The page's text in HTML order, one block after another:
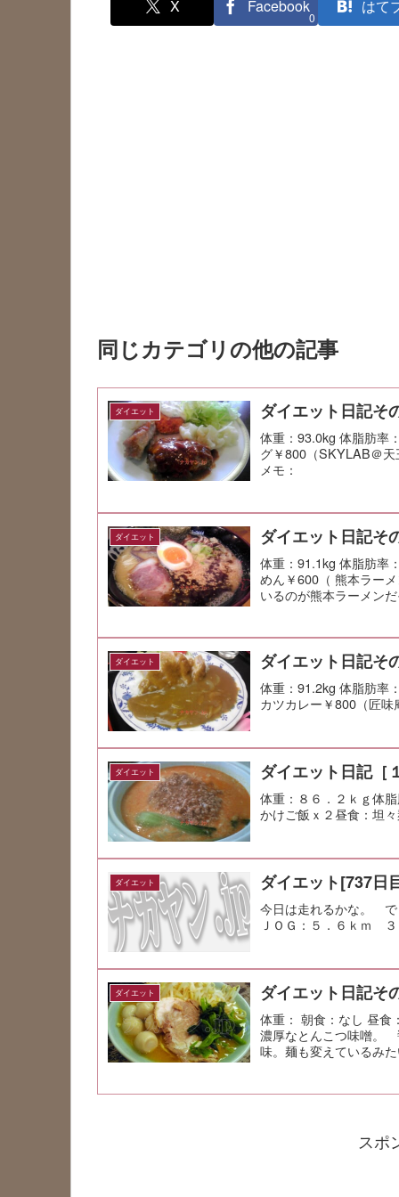
X Facebook
0
はて
同じカテゴリの他の記事
ダイエット ダイエット日記そ
体重：93.0kg 体脂肪率
グ￥800（SKYLAB＠
メモ：
ダイエット ダイエット日記そ
体重：91.1kg 体脂肪率
めん￥600（ 熊本ラー
いるのが熊本ラーメン
ダイエット ダイエット日記そ
体重：91.2kg 体脂肪率
カツカレー￥800（匠
ダイエット ダイエット日記［
体重：８６．２ｋｇ体
かけご飯ｘ２昼食：坦
ダイエット ダイエット[737日
今日は走れるかな。 で
ＪＯＧ：５．６ｋｍ
ダイエット ダイエット日記そ
体重： 朝食：なし 昼食
濃厚なとんこつ味噌。
味。麺も変えているみ
スポ